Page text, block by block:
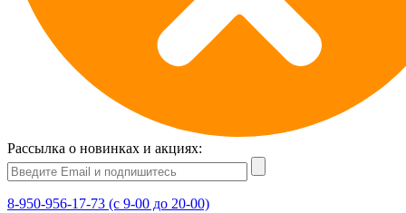
Рассылка о новинках и акциях:
8-950-956-17-73 (с 9-00 до 20-00)